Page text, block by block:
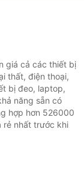
giá cả các thiết bị
thất, điện thoại,
bị đeo, laptop,
năng sẵn có
hợp hơn 526000
rẻ nhất trước khi